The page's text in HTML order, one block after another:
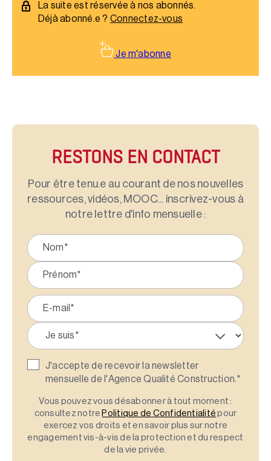
La suite est réservée à nos abonnés.
Déjà abonné.e ? Connectez-vous
Je m'abonne
RESTONS EN CONTACT
Pour être tenu.e au courant de nos nouvelles
ressources, vidéos, MOOC... inscrivez-vous à
notre lettre d'info mensuelle :
J'accepte de recevoir la newsletter
mensuelle de l'Agence Qualité Construction.*
Vous pouvez vous désabonner à tout moment :
consultez notre Politique de Confidentialité pour
exercez vos droits et en savoir plus sur notre
engagement vis-à-vis de la protection et du respect
de la vie privée.